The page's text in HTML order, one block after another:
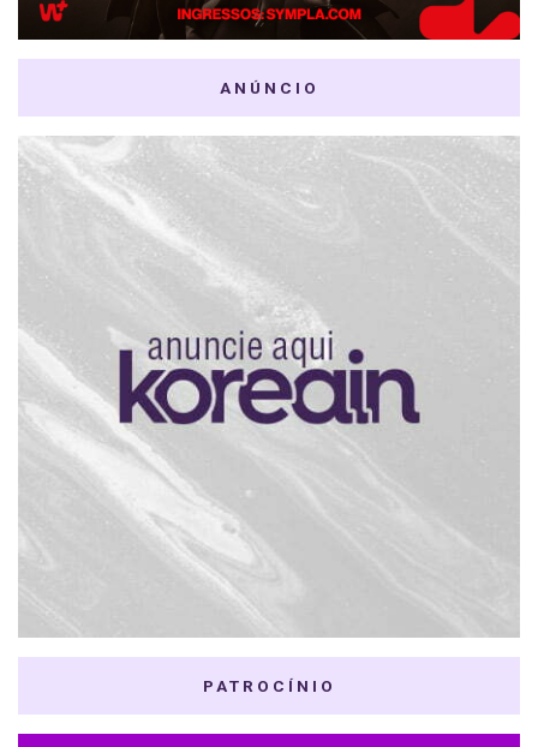
ANÚNCIO
PATROCÍNIO